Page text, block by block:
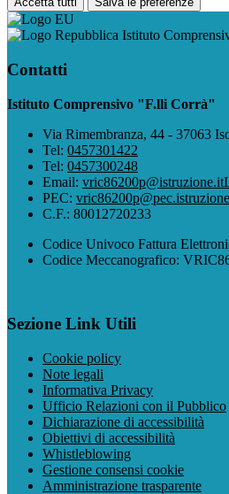
Istituto
Contatti
Istituto Comprensivo "F.lli Corrà"
Via Rimembranza, 44 - 37063
Tel: 0457301422
Tel: 0457300248
Email: vric86200p@istruzione.it
PEC:
C.F.: 80012720233
Codice Univoco Fattura
Codice Meccanografico:
Sezione Link Utili
Cookie policy
Note legali
Informativa Privacy
Ufficio Relazioni con il Pubblico
Dichiarazione di accessibilità
Obiettivi di accessibilità
Whistleblowing
Gestione consensi cookie
Amministrazione trasparente